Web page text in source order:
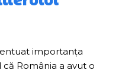
importanța
România a avut o